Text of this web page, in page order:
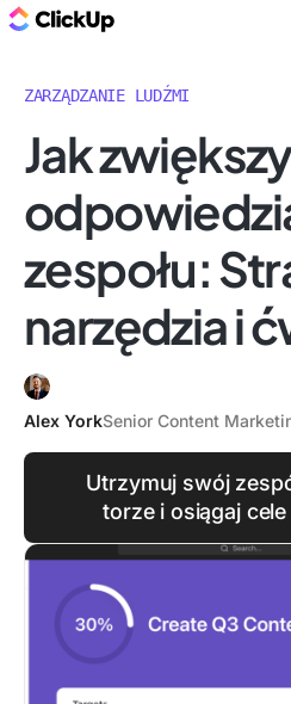
ZARZĄDZANIE LUDŹMI
Jak
zespołu:
narzędzia i
Alex YorkSenior Content
Utrzymuj swój
torze i osiągaj